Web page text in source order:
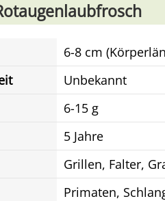
6-8 cm
Unbekannt
6-15 g
5 Jahre
Grillen, Falter,
Primaten,